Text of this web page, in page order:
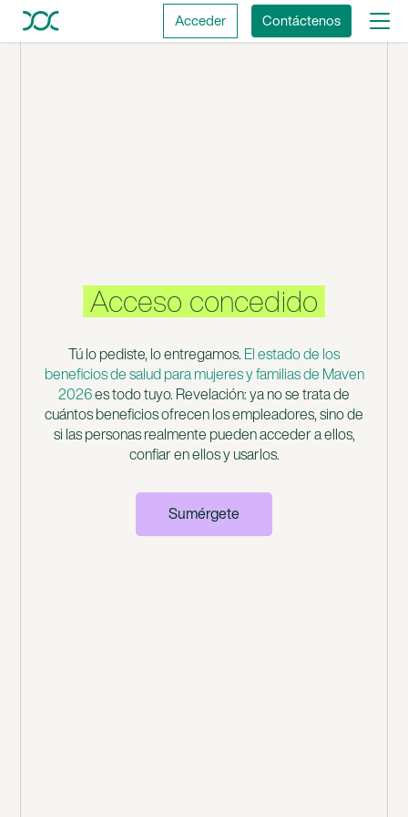
Acceder Contáctenos
PRESTACIONES DE SALUD PARA
MUJERES Y FAMILIAS EN 2026
Acceso concedido
Tú lo pediste, lo entregamos. El estado de los
beneficios de salud para mujeres y familias de Maven
2026es todo tuyo. Revelación: ya no se trata de
cuántos beneficios ofrecen los empleadores, sino de
si las personas realmente pueden acceder a ellos,
confiar en ellos y usarlos.
Sumérgete